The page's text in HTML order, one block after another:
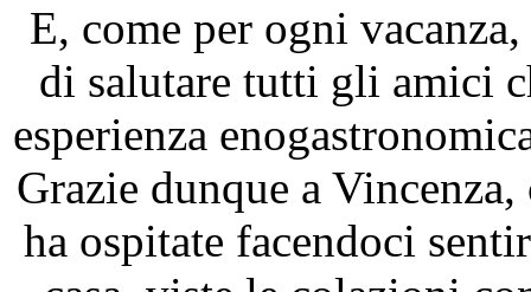
E, come per ogni
di salutare tutti gli amici
esperienza
Grazie dunque a
ha ospitate facendoci